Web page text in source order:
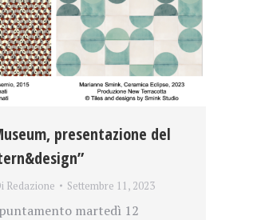
presentazione del
Redazione Settembre 11, 2023
martedì 12